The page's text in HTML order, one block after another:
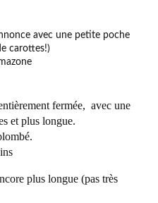
avec une petite poche
carottes!)
fermée, avec une
et plus longue.
plus longue (pas très